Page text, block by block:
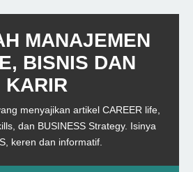
MANAJEMEN
BISNIS DAN
KARIR
menyajikan artikel CAREER life,
dan BUSINESS Strategy. Isinya
keren dan informatif.